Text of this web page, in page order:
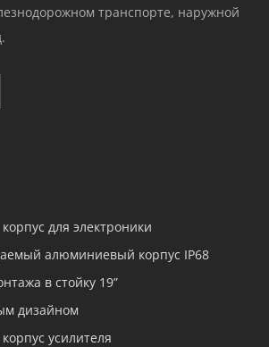
транспорте, наружной
для электроники
алюминиевый корпус IP68
в стойку 19”
дизайном
усилителя